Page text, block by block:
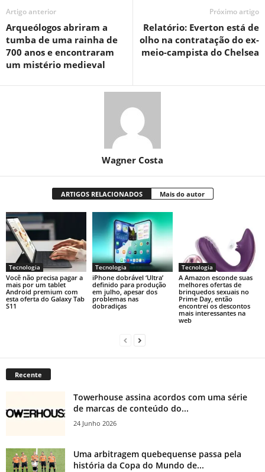
Artigo anterior
Arqueólogos abriram a
tumba de uma rainha de
700 anos e encontraram
um mistério medieval
Próximo artigo
Relatório: Everton está de
olho na contratação do ex-
meio-campista do Chelsea
Wagner Costa
ARTIGOS RELACIONADOS Mais do autor
Tecnologia
Você não precisa pagar a
mais por um tablet
Android premium com
esta oferta do Galaxy Tab
S11
Tecnologia
iPhone dobrável ‘Ultra’
definido para produção
em julho, apesar dos
problemas nas
dobradiças
Tecnologia
A Amazon esconde suas
melhores ofertas de
brinquedos sexuais no
Prime Day, então
encontrei os descontos
mais interessantes na
web
Recente
Towerhouse assina acordos com uma série
de marcas de conteúdo do...
24 Junho 2026
Uma arbitragem quebequense passa pela
história da Copa do Mundo de...